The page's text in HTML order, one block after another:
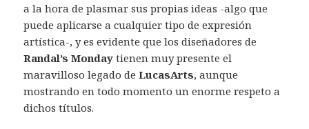
a la hora de plasmar sus propias ideas -algo que
puede aplicarse a cualquier tipo de expresión
artística-, y es evidente que los diseñadores de
Randal’s Monday tienen muy presente el
maravilloso legado deLucasArts, aunque
mostrando en todo momento un enorme respeto a
dichos títulos.